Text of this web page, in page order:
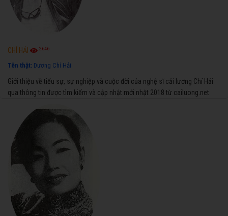
CHÍ HẢI 2646
Tên thật: Dương Chí Hải
Giới thiệu về tiểu sự, sự nghiệp và cuộc đời của nghệ sĩ cải lương Chí Hải
qua thông tin được tìm kiếm và cập nhật mới nhật 2018 từ cailuong.net